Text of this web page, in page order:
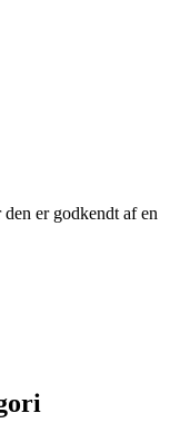
er godkendt af en